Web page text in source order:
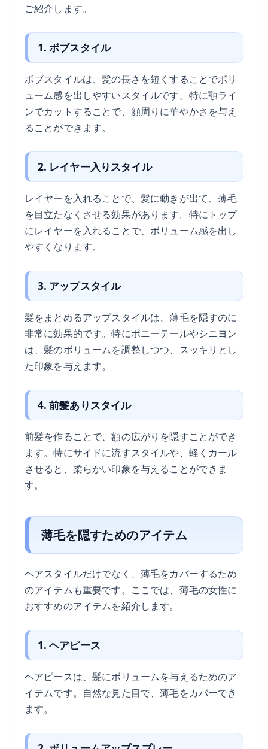
ご紹介します。
1. ボブスタイル
ボブスタイルは、髪の長さを短くすることでボリ
ューム感を出しやすいスタイルです。特に顎ライ
ンでカットすることで、顔周りに華やかさを与え
ることができます。
2. レイヤー入りスタイル
レイヤーを入れることで、髪に動きが出て、薄毛
を目立たなくさせる効果があります。特にトップ
にレイヤーを入れることで、ボリューム感を出し
やすくなります。
3. アップスタイル
髪をまとめるアップスタイルは、薄毛を隠すのに
非常に効果的です。特にポニーテールやシニヨン
は、髪のボリュームを調整しつつ、スッキリとし
た印象を与えます。
4. 前髪ありスタイル
前髪を作ることで、額の広がりを隠すことができ
ます。特にサイドに流すスタイルや、軽くカール
させると、柔らかい印象を与えることができま
す。
薄毛を隠すためのアイテム
ヘアスタイルだけでなく、薄毛をカバーするため
のアイテムも重要です。ここでは、薄毛の女性に
おすすめのアイテムを紹介します。
1. ヘアピース
ヘアピースは、髪にボリュームを与えるためのア
イテムです。自然な見た目で、薄毛をカバーでき
ます。